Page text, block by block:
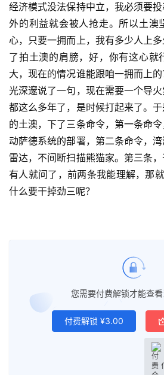
经济模式没法保持中立，我必须要
外的利益就会被人抢走。所以土澳
心，只要一拥而上，我有多少人上
了拍土澳的肩膀，好，你有这心就
大，现在的情况谁能跟咱一拥而上
光深邃说了一句，现在需要一个导
都这么多年了，是时候打起来了。
的土澳，下了三条命令，第一条命
动萨德系统的部署，第二条命令，
雷达，不间断扫描熊猫家。第三条，
有人就问了，前两条我能理解，那
什么要干掉劲三呢？
您需要付费解锁才能查
付费解锁 ¥3.00